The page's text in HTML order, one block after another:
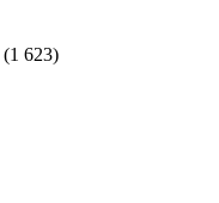
(1 623)